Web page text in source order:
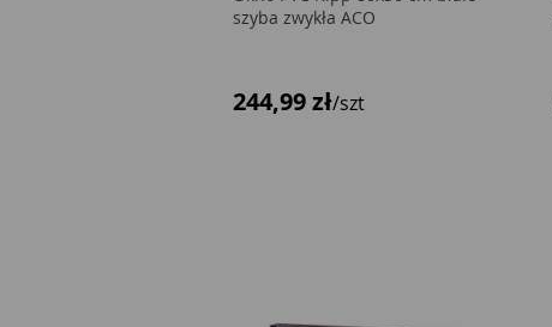
szyba zwykła ACO
244,99 zł/szt